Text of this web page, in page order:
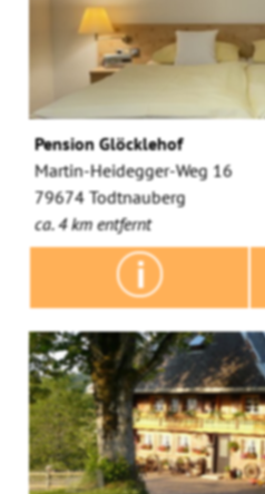
Pension Glöcklehof
Martin-Heidegger-Weg 16
79674 Todtnauberg
ca. 4 km entfernt